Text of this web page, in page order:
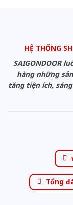
HỆ THỐNG
SAIGONDOOR
hàng những
tăng tiện ích,
Tổng